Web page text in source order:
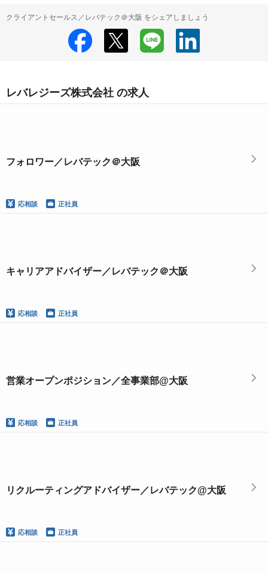
クライアントセールス／レバテック＠大阪 をシェアしましょう
レバレジーズ株式会社 の求人
フォロワー／レバテック＠大阪
応相談 正社員
キャリアアドバイザー／レバテック＠大阪
応相談 正社員
営業オープンポジション／全事業部@大阪
応相談 正社員
リクルーティングアドバイザー／レバテック@大阪
応相談 正社員